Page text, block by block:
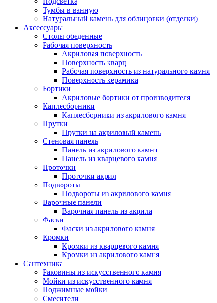
Тумбы в ванную
Натуральный камень для облицовки (отделки)
Аксессуары
Столы обеденные
Рабочая поверхность
Акриловая поверхность
Поверхность кварц
Рабочая поверхность из натурального камня
Поверхность керамика
Бортики
Акриловые бортики от производителя
Каплесборники
Каплесборники из акрилового камня
Прутки
Прутки на акриловый камень
Стеновая панель
Панель из акрилового камня
Панель из кварцевого камня
Проточки
Проточки акрил
Подвороты
Подвороты из акрилового камня
Варочные панели
Варочная панель из акрила
Фаски
Фаски из акрилового камня
Кромки
Кромки из кварцевого камня
Кромки из акрилового камня
Сантехника
Раковины из искусственного камня
Мойки из искусственного камня
Поджимные мойки
Смесители